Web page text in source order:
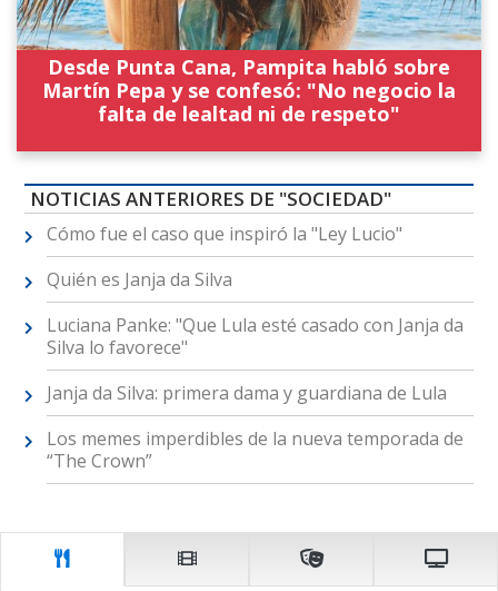
Desde Punta Cana, Pampita habló sobre
Martín Pepa y se confesó: "No negocio la
falta de lealtad ni de respeto"
NOTICIAS ANTERIORES DE "SOCIEDAD"
Cómo fue el caso que inspiró la "Ley Lucio"
Quién es Janja da Silva
Luciana Panke: "Que Lula esté casado con Janja da
Silva lo favorece"
Janja da Silva: primera dama y guardiana de Lula
Los memes imperdibles de la nueva temporada de
“The Crown”